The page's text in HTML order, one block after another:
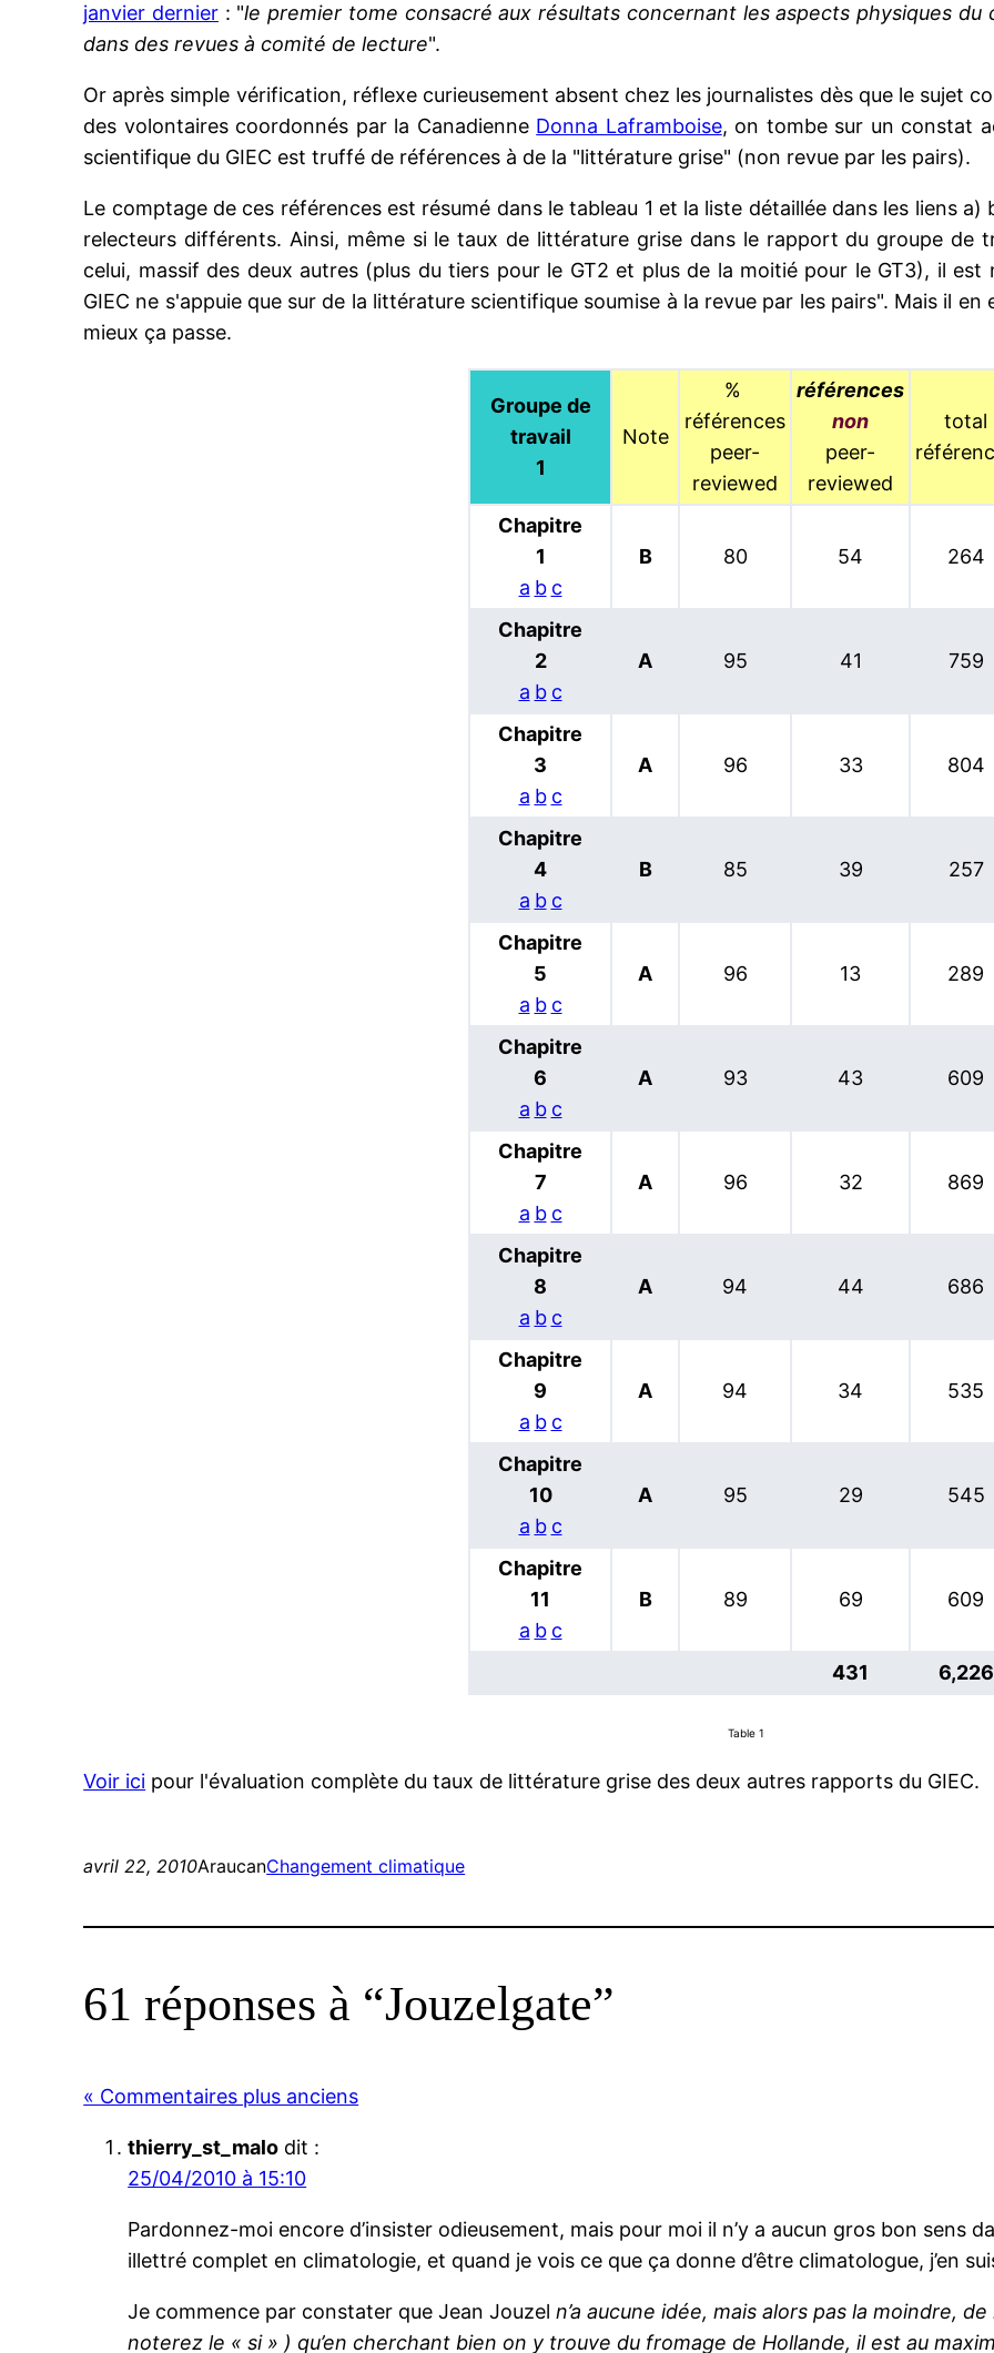
janvier dernier: "le premier tome consacré aux résultats concernant les aspects physiques
dans des revues à comité de lecture".
Or après simple vérification, réflexe curieusement absent chez les journalistes dès que le sujet
des volontaires coordonnés par la Canadienne Donna Laframboise, on tombe sur un constat
scientifique du GIEC est truffé de références à de la "littérature grise" (non revue par les pairs).
Le comptage de ces références est résumé dans le tableau 1 et la liste détaillée dans les liens
relecteurs différents. Ainsi, même si le taux de littérature grise dans le rapport du groupe de
celui, massif des deux autres (plus du tiers pour le GT2 et plus de la moitié pour le GT3), il
GIEC ne s'appuie que sur de la littérature scientifique soumise à la revue par les pairs". Mais il
mieux ça passe.
Groupe de
travail
1
Note
%
références
peer-
reviewed
références
non
peer-
reviewed
total
Chapitre
1
a b c
B 80 54 264
Chapitre
2
a b c
A 95 41 759
Chapitre
3
a b c
A 96 33 804
Chapitre
4
a b c
B 85 39 257
Chapitre
5
a b c
A 96 13 289
Chapitre
6
a b c
A 93 43 609
Chapitre
7
a b c
A 96 32 869
Chapitre
8
a b c
A 94 44 686
Chapitre
9
a b c
A 94 34 535
Chapitre
10
a b c
A 95 29 545
Chapitre
11
a b c
B 89 69 609
431 6,226
Table 1
Voir ici pour l'évaluation complète du taux de littérature grise des deux autres rapports du GIEC.
avril 22, 2010AraucanChangement climatique
61 réponses à “Jouzelgate”
« Commentaires plus anciens
thierry_st_malo dit :
25/04/2010 à 15:10
Pardonnez-moi encore d’insister odieusement, mais pour moi il n’y a aucun gros bon sens
illettré complet en climatologie, et quand je vois ce que ça donne d’être climatologue, j’en
Je commence par constater que Jean Jouzeln’a aucune idée, mais alors pas la moindre,
noterez le « si » ) qu’en cherchant bien on y trouve du fromage de Hollande, il est au